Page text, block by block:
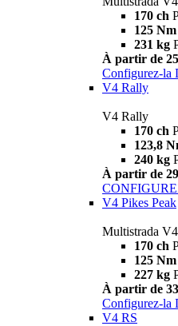
170 ch
125 Nm
231 kg
À partir de
Configurez-la
V4 Rally
V4 Rally
170 ch
123,8
240 kg
À partir de
V4 Pikes Peak
Multistrada
170 ch
125 Nm
227 kg
À partir de
Configurez-la
V4 RS